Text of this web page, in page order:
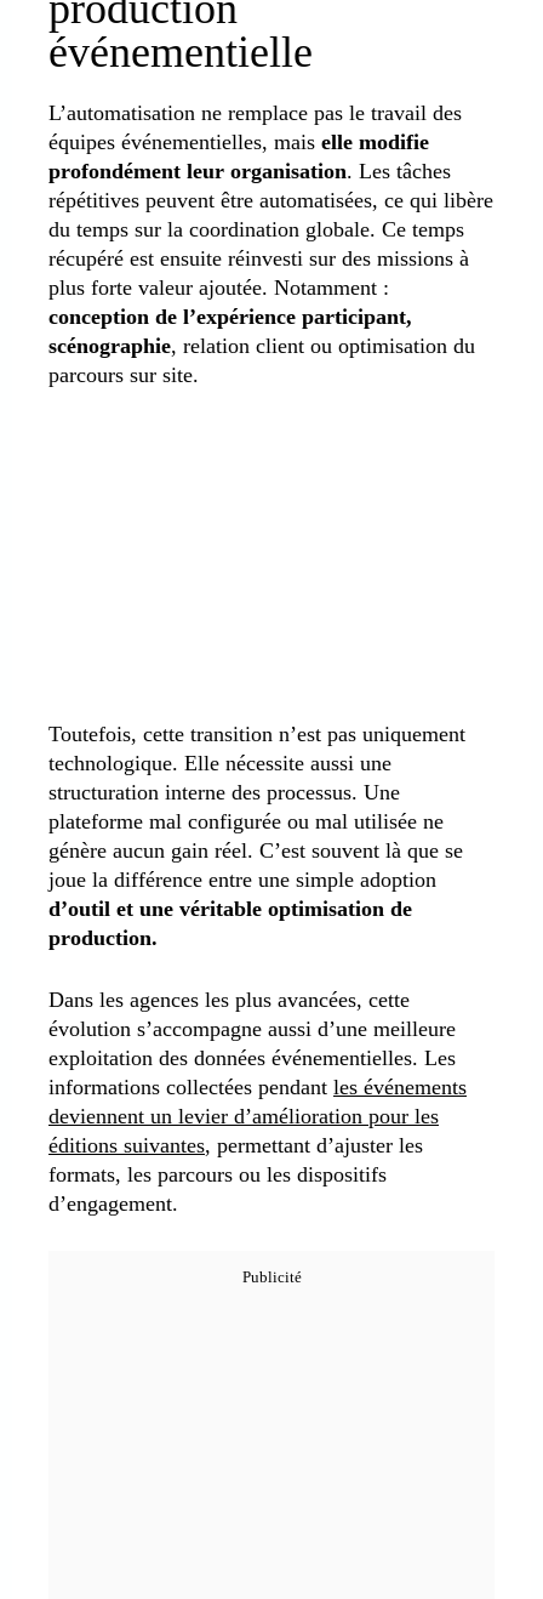
événementielle
L’automatisation ne remplace pas le travail des
équipes événementielles, mais elle modifie
profondément leur organisation. Les tâches
répétitives peuvent être automatisées, ce qui libère
du temps sur la coordination globale. Ce temps
récupéré est ensuite réinvesti sur des missions à
plus forte valeur ajoutée. Notamment :
conception de l’expérience participant,
scénographie, relation client ou optimisation du
parcours sur site.
Toutefois, cette transition n’est pas uniquement
technologique. Elle nécessite aussi une
structuration interne des processus. Une
plateforme mal configurée ou mal utilisée ne
génère aucun gain réel. C’est souvent là que se
joue la différence entre une simple adoption
d’outil et une véritable optimisation de
production.
Dans les agences les plus avancées, cette
évolution s’accompagne aussi d’une meilleure
exploitation des données événementielles. Les
informations collectées pendant les événements
deviennent un levier d’amélioration pour les
éditions suivantes, permettant d’ajuster les
formats, les parcours ou les dispositifs
d’engagement.